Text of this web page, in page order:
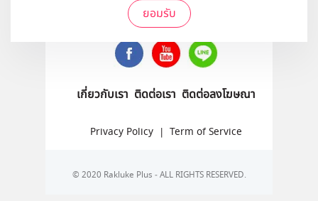
ยอมรับ
ติดตามเราได้ที่
เกี่ยวกับเรา ติดต่อเรา ติดต่อลงโฆษณา
Privacy Policy | Term of Service
© 2020 Rakluke Plus - ALL RIGHTS RESERVED.